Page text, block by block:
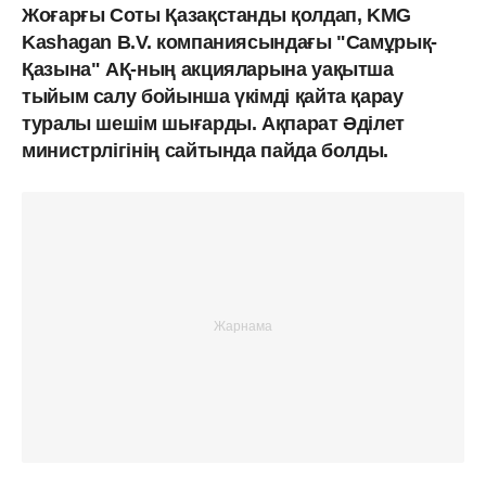
Жоғарғы Соты Қазақстанды қолдап, KMG
Kashagan B.V. компаниясындағы "Самұрық-
Қазына" АҚ-ның акцияларына уақытша
тыйым салу бойынша үкімді қайта қарау
туралы шешім шығарды. Ақпарат Әділет
министрлігінің сайтында пайда болды.